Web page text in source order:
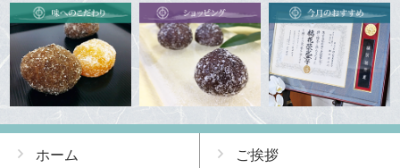
ホーム ご挨拶